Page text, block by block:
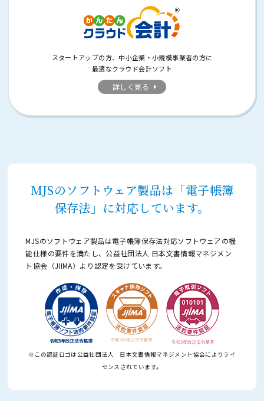
スタートアップの方、中小企業・小規模事業者の方に
最適なクラウド会計ソフト
詳しく見る
MJSのソフトウェア製品は「電子帳簿
保存法」に対応しています。
MJSのソフトウェア製品は電子帳簿保存法対応ソフトウェアの機
能仕様の要件を満たし、公益社団法人 日本文書情報マネジメン
ト協会（JIIMA）より認定を受けています。
※この認証ロゴは公益社団法人 日本文書情報マネジメント協会によりライ
センスされています。